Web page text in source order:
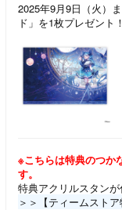
2025年9月9日（火）
ド」を1枚プレゼント！
※こちらは特典のつか
す。
特典アクリルスタン
＞＞【ティームスト